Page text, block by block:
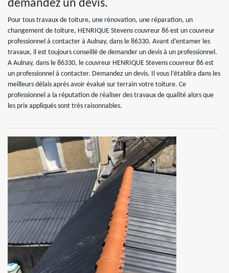
demandez un devis.
Pour tous travaux de toiture, une rénovation, une réparation, un
changement de toiture, HENRIQUE Stevens couvreur 86 est un couvreur
professionnel à contacter à Aulnay, dans le 86330. Avant d’entamer les
travaux, il est toujours conseillé de demander un devis à un professionnel.
A Aulnay, dans le 86330, le couvreur HENRIQUE Stevens couvreur 86 est
un professionnel à contacter. Demandez un devis. Il vous l’établira dans les
meilleurs délais après avoir évalué sur terrain votre toiture. Ce
professionnel a la réputation de réaliser des travaux de qualité alors que
les prix appliqués sont très raisonnables.